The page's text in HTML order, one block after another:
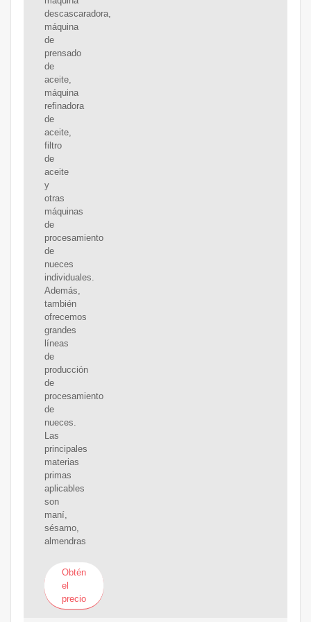
descascaradora,
máquina
de
prensado
de
aceite,
máquina
refinadora
de
aceite,
filtro
de
aceite
y
otras
máquinas
de
procesamiento
de
nueces
individuales.
Además,
también
ofrecemos
grandes
líneas
de
producción
de
procesamiento
de
nueces.
Las
principales
materias
primas
aplicables
son
maní,
sésamo,
almendras
Obtén
el
precio